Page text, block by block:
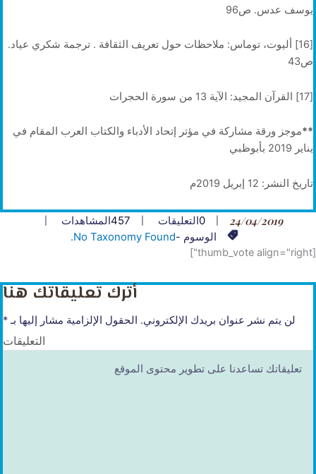
يوسف عدس. ص96
[16] أليوت، توماس: ملاحظات حول تعريف الثقافة . ترجمة شكري عياد.
ص43
[17] القرآن المجيد: الآية 13 من سورة الحجرات
**موجز ورقة مشاركة في مؤتر إتحاد الأدباء والكتاب العرب المقام في
يناير 2019 بأبوظبي
تاريخ النشر: 12 إبريل 2019م
24/04/2019
0التعليقات 457المشاهدات
الوسوم -No Taxonomy Found.
[thumb_vote align="right"]
أترك تعليقاتك هنا
لن يتم نشر عنوان بريدك الإلكتروني. الحقول الإلزامية مشار إليها بـ*
التعليقات